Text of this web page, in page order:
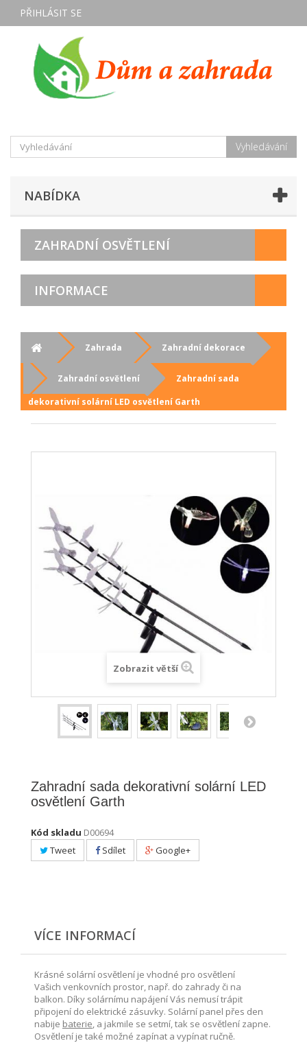
PŘIHLÁSIT SE
Vyhledávání
NABÍDKA
ZAHRADNÍ OSVĚTLENÍ
INFORMACE
Zahrada Zahradní dekorace
Zahradní osvětlení
Zahradní sada
dekorativní solární LED osvětlení Garth
Zobrazit větší
Zahradní sada dekorativní solární LED
osvětlení Garth
Kód skladu D00694
Tweet
Sdílet Google+
VÍCE INFORMACÍ
Krásné solární osvětlení je vhodné pro osvětlení
Vašich venkovních prostor, např. do zahrady či na
balkon. Díky solárnímu napájení Vás nemusí trápit
připojení do elektrické zásuvky. Solární panel přes den
nabije baterie, a jakmile se setmí, tak se osvětlení zapne.
Osvětlení je také možné zapínat a vypínat ručně.